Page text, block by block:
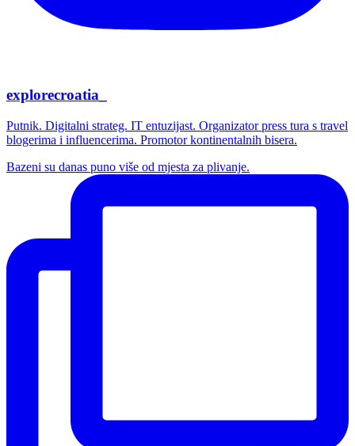
explorecroatia_
Putnik. Digitalni strateg. IT entuzijast. Organizator press tura s travel
blogerima i influencerima. Promotor kontinentalnih bisera.
Bazeni su danas puno više od mjesta za plivanje.